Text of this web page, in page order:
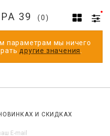
39 (0)
параметрам мы ничего
другие значения
И СКИДКАХ